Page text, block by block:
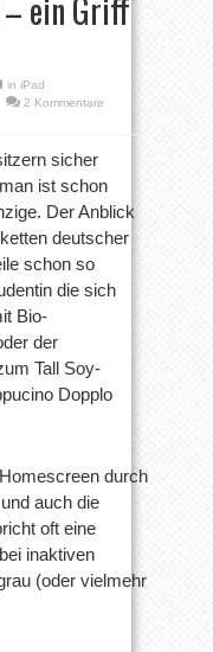
ein Griff
in iPad
2 Kommentare
sicher
ist schon
Der Anblick
deutscher
schon so
die sich
Bio-
der
Tall Soy-
Dopplo
durch
auch die
oft eine
inaktiven
(oder vielmehr